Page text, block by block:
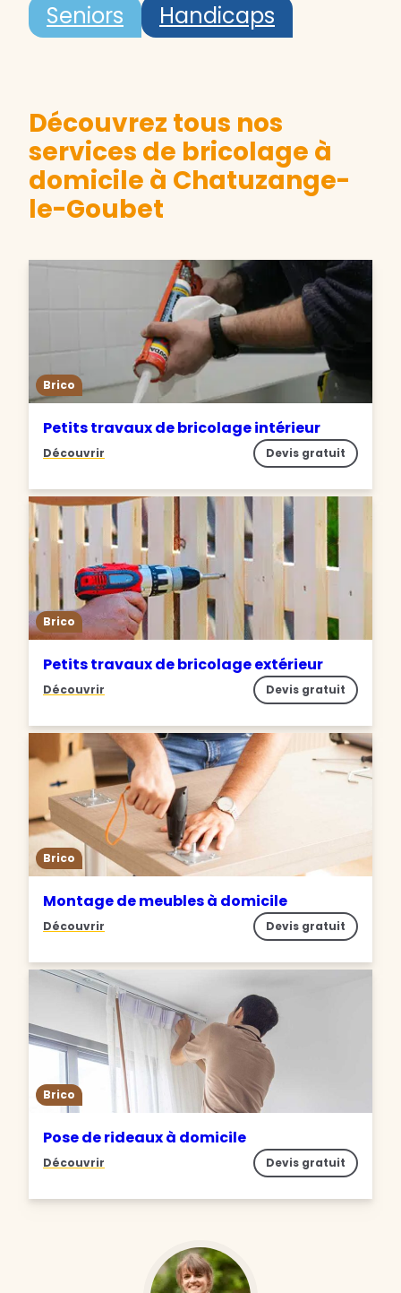
Seniors Handicaps
Découvrez tous nos
services de bricolage à
domicile à Chatuzange-
le-Goubet
Brico
Petits travaux de bricolage intérieur
Découvrir Devis gratuit
Brico
Petits travaux de bricolage extérieur
Découvrir Devis gratuit
Brico
Montage de meubles à domicile
Découvrir Devis gratuit
Brico
Pose de rideaux à domicile
Découvrir Devis gratuit